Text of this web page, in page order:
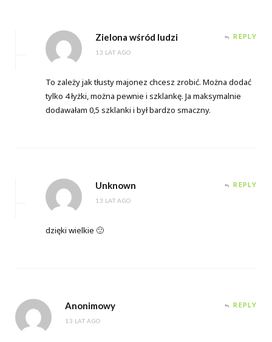
Zielona wśród ludzi
13 LAT AGO
REPLY
To zależy jak tłusty majonez chcesz zrobić. Można dodać
tylko 4 łyżki, można pewnie i szklankę. Ja maksymalnie
dodawałam 0,5 szklanki i był bardzo smaczny.
Unknown
13 LAT AGO
REPLY
dzięki wielkie 🙂
Anonimowy
13 LAT AGO
REPLY